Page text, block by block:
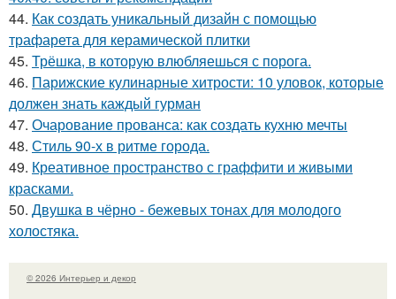
44. Как создать уникальный дизайн с помощью
трафарета для керамической плитки
45. Трёшка, в которую влюбляешься с порога.
46. Парижские кулинарные хитрости: 10 уловок, которые
должен знать каждый гурман
47. Очарование прованса: как создать кухню мечты
48. Стиль 90-х в ритме города.
49. Креативное пространство с граффити и живыми
красками.
50. Двушка в чёрно - бежевых тонах для молодого
холостяка.
© 2026 Интерьер и декор